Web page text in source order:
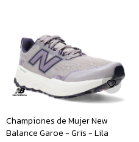
Championes de Mujer New
Balance Garoe - Gris - Lila